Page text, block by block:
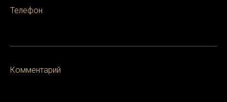
Телефон
Комментарий